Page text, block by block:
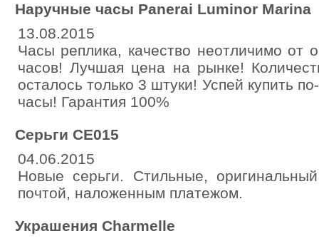
Наручные часы Panerai Luminor Marina
13.08.2015
Часы реплика, качество неотличимо от
часов! Лучшая цена на рынке!
осталось только 3 штуки! Успей купить
часы! Гарантия 100%
Серьги CE015
04.06.2015
Новые серьги. Стильные,
почтой, наложенным платежом.
Украшения Charmelle